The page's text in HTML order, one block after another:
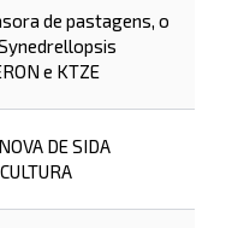
de pastagens, o
e KTZE
DE SIDA